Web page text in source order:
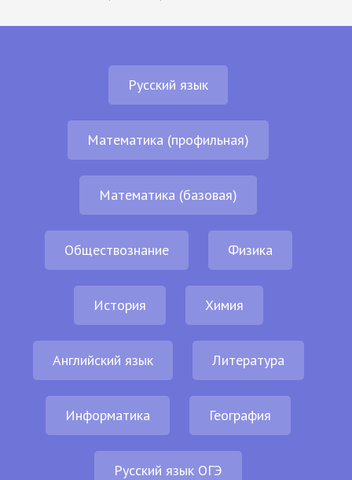
Русский язык
Математика (профильная)
Математика (базовая)
Обществознание Физика
История Химия
Английский язык Литература
Информатика География
Русский язык ОГЭ